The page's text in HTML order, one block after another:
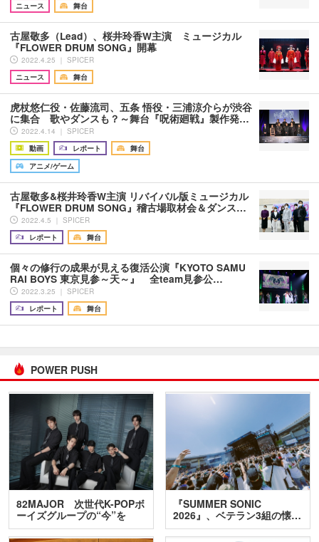
ニュース
舞台
古屋敬多（Lead）、桜井玲香W主演 ミュージカル
『FLOWER DRUM SONG』開幕
2022.4.25 ｜ SPICER
ニュース
舞台
虎杖悠仁役・佐藤流司、五条 悟役・三浦涼介らが渋谷
に集合 歌やダンスも？～舞台『呪術廻戦』製作発…
2022.4.14 ｜ SPICER
動画
レポート
舞台
アニメ/ゲーム
古屋敬多&桜井玲香W主演 リバイバル版ミュージカル
『FLOWER DRUM SONG』稽古場取材会＆ダンス…
2022.4.5 ｜ SPICER
レポート
舞台
個々の修行の成果が見える復活公演『KYOTO SAMU
RAI BOYS 東京見参～天～』 全team見参公…
2022.3.25 ｜ SPICER
レポート
舞台
POWER PUSH
82MAJOR 次世代K-POPボ
ーイズグループの“今”を
訊…
『SUMMER SONIC
2026』、ベテラン3組の懐…